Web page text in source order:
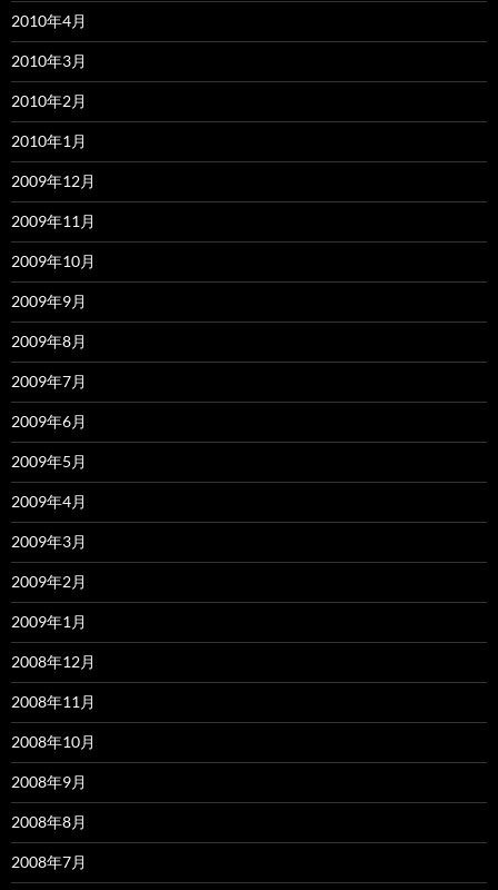
2010年4月
2010年3月
2010年2月
2010年1月
2009年12月
2009年11月
2009年10月
2009年9月
2009年8月
2009年7月
2009年6月
2009年5月
2009年4月
2009年3月
2009年2月
2009年1月
2008年12月
2008年11月
2008年10月
2008年9月
2008年8月
2008年7月